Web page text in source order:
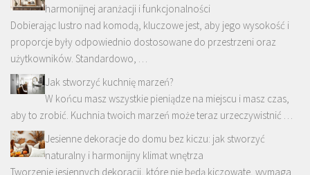
harmonijnej aranżacji i funkcjonalności
Dobierając lustro nad komodą, kluczowe jest, aby jego wysokość i
proporcje były odpowiednio dostosowane do przestrzeni oraz
użytkowników. Standardowo, …
Jak stworzyć kuchnię marzeń?
W końcu masz wszystkie pieniądze na miejscu i masz czas,
aby to zrobić. Kuchnia twoich marzeń może teraz urzeczywistnić …
Jesienne dekoracje do domu bez kiczu: jak stworzyć
naturalny i harmonijny klimat wnętrza
Tworzenie jesiennych dekoracji, które nie będą kiczowate, wymaga